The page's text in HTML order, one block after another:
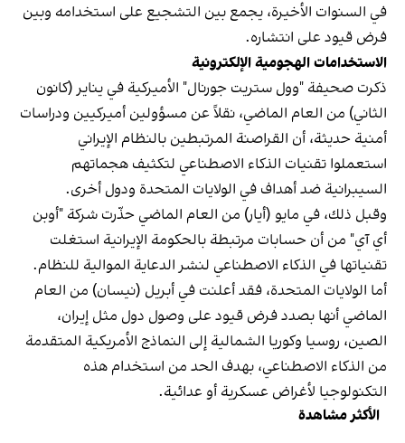
في السنوات الأخيرة، يجمع بين التشجيع على استخدامه وبين
فرض قيود على انتشاره.
الاستخدامات الهجومية الإلكترونية
ذكرت صحيفة "وول ستريت جورنال" الأميركية في يناير (كانون
الثاني) من العام الماضي، نقلاً عن مسؤولين أميركيين ودراسات
أمنية حديثة، أن القراصنة المرتبطين بالنظام الإيراني
استعملوا تقنيات الذكاء الاصطناعي لتكثيف هجماتهم
السيبرانية ضد أهداف في الولايات المتحدة ودول أخرى.
وقبل ذلك، في مايو (أيار) من العام الماضي حذّرت شركة "أوبن
أي آي" من أن حسابات مرتبطة بالحكومة الإيرانية استغلت
تقنياتها في الذكاء الاصطناعي لنشر الدعاية الموالية للنظام.
أما الولايات المتحدة، فقد أعلنت في أبريل (نيسان) من العام
الماضي أنها بصدد فرض قيود على وصول دول مثل إيران،
الصين، روسيا وكوريا الشمالية إلى النماذج الأمريكية المتقدمة
من الذكاء الاصطناعي، بهدف الحد من استخدام هذه
التكنولوجيا لأغراض عسكرية أو عدائية.
الأكثر مشاهدة